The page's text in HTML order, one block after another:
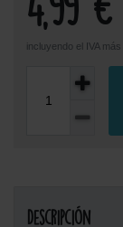
4,99 €
incluyendo el IVA más
Descripción